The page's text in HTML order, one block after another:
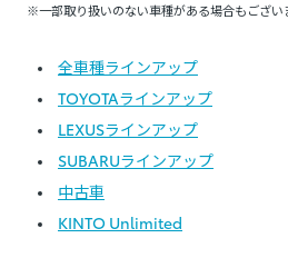
※一部取り扱いのない車種がある場合もござい
全車種ラインアップ
TOYOTAラインアップ
LEXUSラインアップ
SUBARUラインアップ
中古車
KINTO Unlimited